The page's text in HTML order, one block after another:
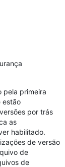
pela primeira
estão
por trás
as
habilitado.
de versão
de
de